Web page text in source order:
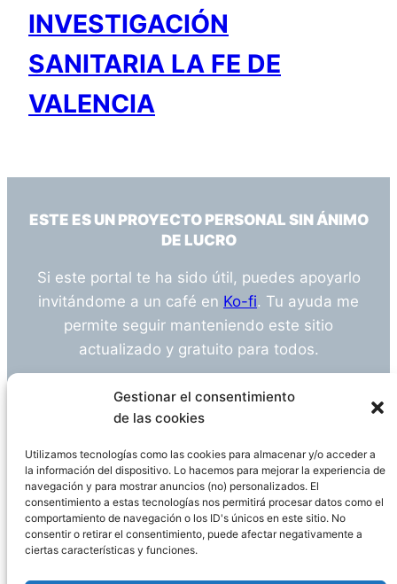
Gestionar el consentimiento
de las cookies
Utilizamos tecnologías como las cookies para almacenar y/o acceder a
la información del dispositivo. Lo hacemos para mejorar la experiencia de
navegación y para mostrar anuncios (no) personalizados. El
consentimiento a estas tecnologías nos permitirá procesar datos como el
comportamiento de navegación o los ID's únicos en este sitio. No
consentir o retirar el consentimiento, puede afectar negativamente a
ciertas características y funciones.
INVESTIGACIÓN
SANITARIA LA FE DE
VALENCIA
ESTE ES UN PROYECTO PERSONAL SIN ÁNIMO
DE LUCRO
Si este portal te ha sido útil, puedes apoyarlo
invitándome a un café en Ko-fi. Tu ayuda me
permite seguir manteniendo este sitio
actualizado y gratuito para todos.
¿Tienes alguna duda o sugerencia? Escríbeme
info@empleosanitarioinvestigacion.es
Descargo de Responsabilidad
Declaración de Privacidad Política de cookies